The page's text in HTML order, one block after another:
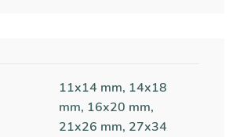
11x14 mm, 14x18
mm, 16x20 mm,
21x26 mm, 27x34